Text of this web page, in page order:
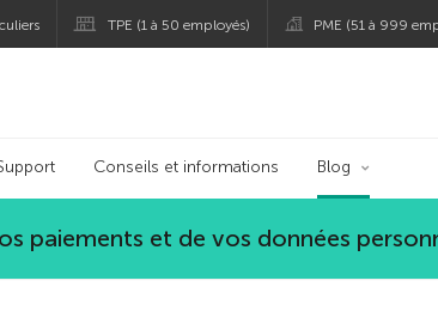
TPE (1 à 50 employés) PME (51 à 999
Conseils et informations Blog
et de vos données